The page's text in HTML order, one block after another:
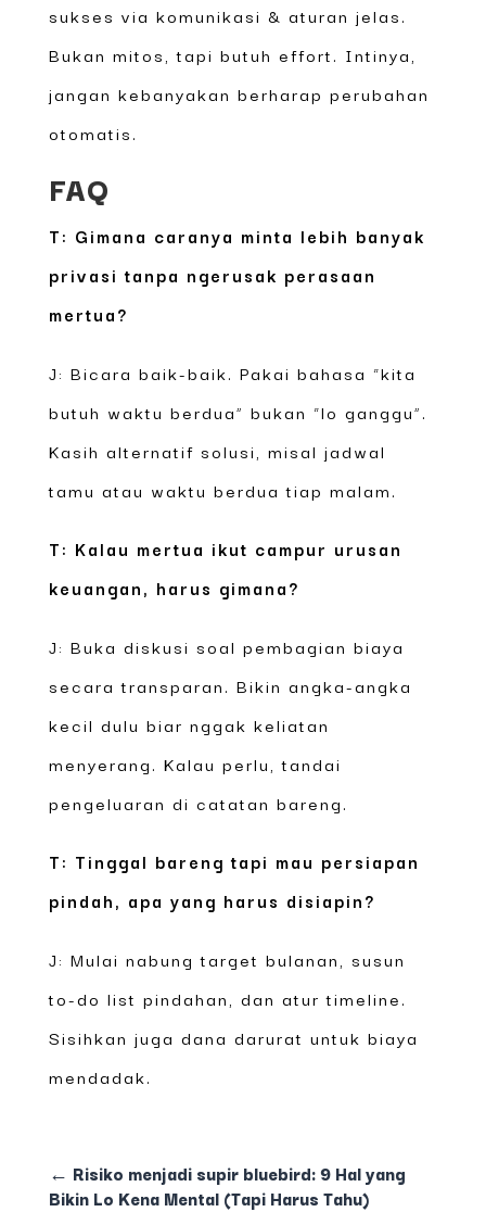
sukses via komunikasi & aturan jelas.
Bukan mitos, tapi butuh effort. Intinya,
jangan kebanyakan berharap perubahan
otomatis.
FAQ
T: Gimana caranya minta lebih banyak
privasi tanpa ngerusak perasaan
mertua?
J: Bicara baik-baik. Pakai bahasa “kita
butuh waktu berdua” bukan “lo ganggu”.
Kasih alternatif solusi, misal jadwal
tamu atau waktu berdua tiap malam.
T: Kalau mertua ikut campur urusan
keuangan, harus gimana?
J: Buka diskusi soal pembagian biaya
secara transparan. Bikin angka-angka
kecil dulu biar nggak keliatan
menyerang. Kalau perlu, tandai
pengeluaran di catatan bareng.
T: Tinggal bareng tapi mau persiapan
pindah, apa yang harus disiapin?
J: Mulai nabung target bulanan, susun
to-do list pindahan, dan atur timeline.
Sisihkan juga dana darurat untuk biaya
mendadak.
← Risiko menjadi supir bluebird: 9 Hal yang
Bikin Lo Kena Mental (Tapi Harus Tahu)